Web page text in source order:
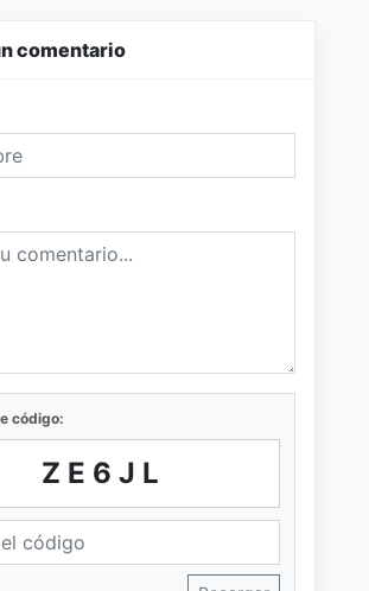
comentario
código:
ZE6JL